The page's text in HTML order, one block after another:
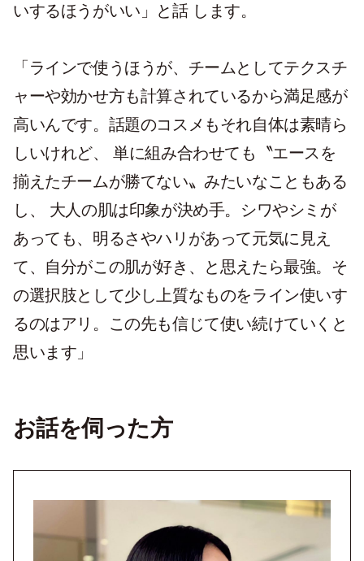
いするほうがいい」と話 します。
「 ラインで使うほうが、チームとしてテクスチ
ャーや効かせ方も計算されているから満足感が
高いんです。話題のコスメもそれ自体は素晴ら
しいけれど、 単に組み合わせても〝エースを
揃えたチームが勝てない〟みたいなこともある
し、 大人の肌は印象が決め手。シワやシミが
あっても、明るさやハリがあって元気に見え
て、自分がこの肌が好き、と思えたら最強。そ
の選択肢として少し上質なものをライン使いす
るのはアリ。この先も信じて使い続けていくと
思います」
お話を伺った方